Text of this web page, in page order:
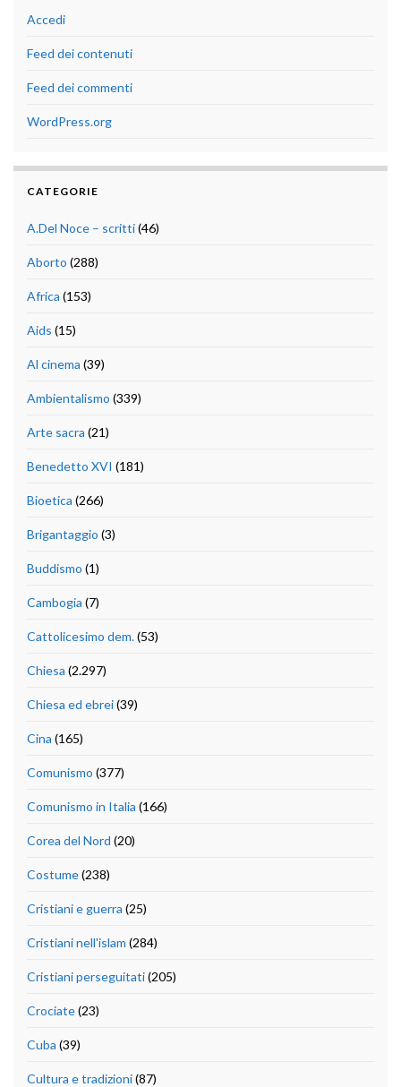
Accedi
Feed dei contenuti
Feed dei commenti
WordPress.org
CATEGORIE
A.Del Noce – scritti(46)
Aborto (288)
Africa (153)
Aids (15)
Al cinema (39)
Ambientalismo (339)
Arte sacra (21)
Benedetto XVI (181)
Bioetica (266)
Brigantaggio (3)
Buddismo (1)
Cambogia (7)
Cattolicesimo dem.(53)
Chiesa (2.297)
Chiesa ed ebrei(39)
Cina (165)
Comunismo (377)
Comunismo in Italia (166)
Corea del Nord (20)
Costume(238)
Cristiani e guerra (25)
Cristiani nell'islam (284)
Cristiani perseguitati(205)
Crociate(23)
Cuba (39)
Cultura e tradizioni(87)